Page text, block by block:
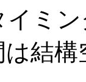
イミ
結